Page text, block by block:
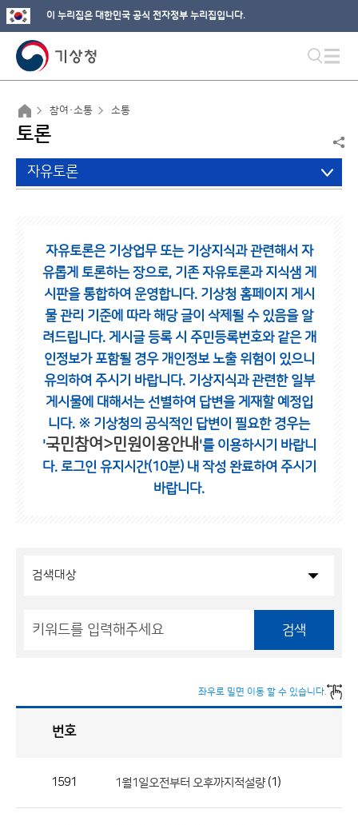
이 누리집은 대한민국 공식 전자정부 누리집입니다.
참여·소통 소통
토론
자유토론
자유토론은 기상업무 또는 기상지식과 관련해서 자
유롭게 토론하는 장으로, 기존 자유토론과 지식샘 게
시판을 통합하여 운영합니다. 기상청 홈페이지 게시
물 관리 기준에 따라 해당 글이 삭제될 수 있음을 알
려드립니다. 게시글 등록 시 주민등록번호와 같은 개
인정보가 포함될 경우 개인정보 노출 위험이 있으니
유의하여 주시기 바랍니다. 기상지식과 관련한 일부
게시물에 대해서는 선별하여 답변을 게재할 예정입
니다. ※ 기상청의 공식적인 답변이 필요한 경우는
'국민참여>민원이용안내 '를 이용하시기 바랍니
다. 로그인 유지시간(10분) 내 작성 완료하여 주시기
바랍니다.
검색
좌우로 밀면 이동 할 수 있습니다.
번호
1591 1월1일오전부터 오후까지적설량(1)